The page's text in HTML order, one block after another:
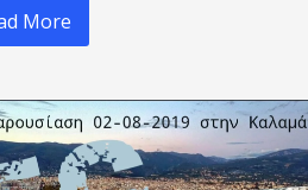
More